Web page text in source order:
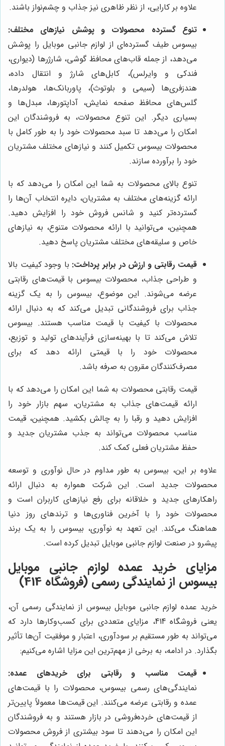
علاوه بر کارایی، از نظر ظاهری نیز جذاب و چشم‌نواز باشند.
تنوع گسترده محصولات و پوشش نیازهای مختلف:
بیسوس طیف گسترده‌ای از لوازم جانبی موبایل را پوشش
می‌دهد، از جمله قاب‌های محافظ گوشی، شارژرها (دیواری،
فندکی و وایرلس)، کابل‌های شارژ و انتقال داده،
هندزفری‌ها (سیمی و بلوتوث)، پاوربانک‌ها، هولدرها،
گلس‌های محافظ صفحه نمایش، آداپتورها، مبدل‌ها و
بسیاری دیگر. این تنوع محصولات، به فروشندگان این
امکان را می‌دهد تا سبد محصولات خود را به طور کامل با
محصولات بیسوس تکمیل کنند و نیازهای مختلف مشتریان
خود را برآورده سازند.
تنوع بالای محصولات به شما این امکان را می‌دهد که با
ارائه گزینه‌های مختلف به مشتریان، دایره انتخاب آن‌ها را
گسترده‌تر کنید و شانس فروش خود را افزایش دهید.
همچنین، می‌توانید با ارائه محصولات متنوع، به نیازهای
خاص و سلیقه‌های مختلف مشتریان پاسخ دهید.
قیمت رقابتی و ارزش در برابر پرداخت: با وجود کیفیت بالا
و طراحی جذاب، محصولات بیسوس با قیمت‌های رقابتی
عرضه می‌شوند. این موضوع، بیسوس را به یک گزینه
جذاب برای فروشندگانی تبدیل می‌کند که به دنبال ارائه
محصولات با کیفیت با قیمت مناسب هستند. بیسوس
تلاش می‌کند تا با بهینه‌سازی فرآیندهای تولید و توزیع،
محصولات خود را با قیمتی ارائه دهد که برای
مصرف‌کنندگان مقرون به صرفه باشد.
قیمت رقابتی محصولات به شما این امکان را می‌دهد که با
ارائه قیمت‌های جذاب به مشتریان، سهم بازار خود را
افزایش دهید و رقبا را به چالش بکشید. همچنین، قیمت
مناسب محصولات می‌تواند به جذب مشتریان جدید و
حفظ مشتریان فعلی کمک کند.
علاوه بر این، بیسوس به طور مداوم در حال نوآوری و توسعه
محصولات جدید است. این شرکت همواره به دنبال ارائه
راهکارهای جدید و خلاقانه برای رفع نیازهای کاربران است و
محصولات خود را با آخرین فناوری‌ها و ترندهای روز دنیا
هماهنگ می‌کند. این تعهد به نوآوری، بیسوس را به یک برند
پیشرو در صنعت لوازم جانبی موبایل تبدیل کرده است.
مزایای خرید عمده لوازم جانبی موبایل
بیسوس از نمایندگی رسمی (فروشگاه 414)
خرید عمده لوازم جانبی موبایل بیسوس از نمایندگی رسمی آن،
یعنی فروشگاه 414، مزایای متعددی برای کسب‌وکارها دارد که
می‌تواند به طور مستقیم بر سودآوری، اعتبار و موفقیت آن‌ها تأثیر
بگذارد. در ادامه، به برخی از مهم‌ترین این مزایا اشاره می‌کنیم:
قیمت مناسب و رقابتی برای خریدهای عمده:
نمایندگی‌های رسمی بیسوس، محصولات را با قیمت‌های
عمده و رقابتی عرضه می‌کنند. این قیمت‌ها معمولاً پایین‌تر
از قیمت‌های خرده‌فروشی در بازار هستند و به فروشندگان
این امکان را می‌دهند تا سود بیشتری از فروش محصولات